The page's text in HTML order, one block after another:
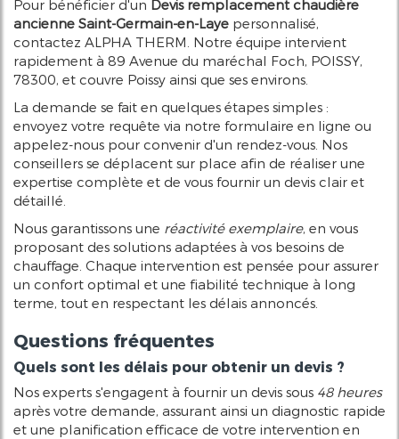
Pour bénéficier d'un Devis remplacement chaudière
ancienne Saint-Germain-en-Laye personnalisé,
contactez ALPHA THERM. Notre équipe intervient
rapidement à 89 Avenue du maréchal Foch, POISSY,
78300, et couvre Poissy ainsi que ses environs.
La demande se fait en quelques étapes simples :
envoyez votre requête via notre formulaire en ligne ou
appelez-nous pour convenir d'un rendez-vous. Nos
conseillers se déplacent sur place afin de réaliser une
expertise complète et de vous fournir un devis clair et
détaillé.
Nous garantissons une réactivité exemplaire, en vous
proposant des solutions adaptées à vos besoins de
chauffage. Chaque intervention est pensée pour assurer
un confort optimal et une fiabilité technique à long
terme, tout en respectant les délais annoncés.
Questions fréquentes
Quels sont les délais pour obtenir un devis ?
Nos experts s'engagent à fournir un devis sous 48 heures
après votre demande, assurant ainsi un diagnostic rapide
et une planification efficace de votre intervention en